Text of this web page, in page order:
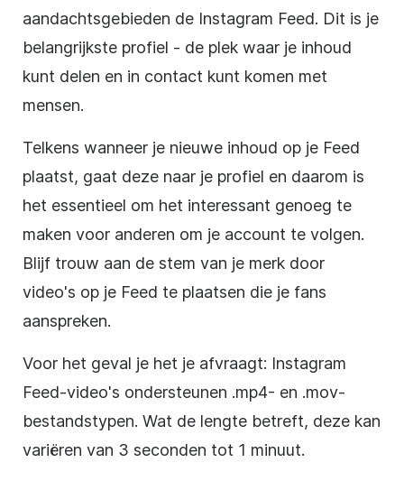
aandachtsgebieden de Instagram Feed. Dit is je
belangrijkste profiel - de plek waar je inhoud
kunt delen en in contact kunt komen met
mensen.
Telkens wanneer je nieuwe inhoud op je Feed
plaatst, gaat deze naar je profiel en daarom is
het essentieel om het interessant genoeg te
maken voor anderen om je account te volgen.
Blijf trouw aan de stem van je merk door
video's op je Feed te plaatsen die je fans
aanspreken.
Voor het geval je het je afvraagt: Instagram
Feed-video's ondersteunen .mp4- en .mov-
bestandstypen. Wat de lengte betreft, deze kan
variëren van 3 seconden tot 1 minuut.